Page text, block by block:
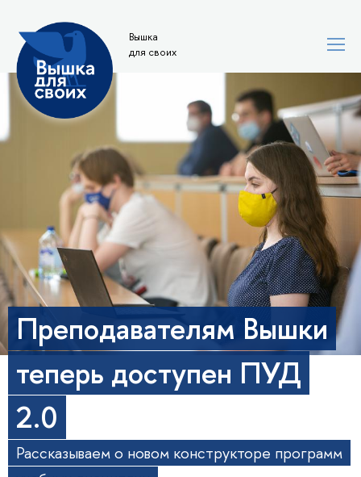
Вышка
для своих
Преподавателям Вышки
теперь доступен ПУД
2.0
Рассказываем о новом конструкторе программ